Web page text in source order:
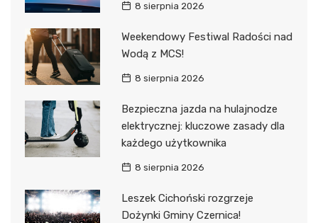
8 sierpnia 2026
Weekendowy Festiwal Radości nad
Wodą z MCS!
8 sierpnia 2026
Bezpieczna jazda na hulajnodze
elektrycznej: kluczowe zasady dla
każdego użytkownika
8 sierpnia 2026
Leszek Cichoński rozgrzeje
Dożynki Gminy Czernica!